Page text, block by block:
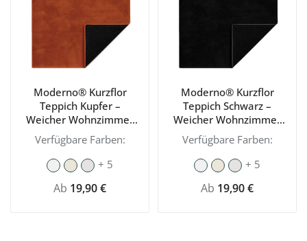
Moderno® Kurzflor
Teppich Kupfer –
Weicher Wohnzimmer
Teppich, modern &
waschbar mit
rutschhemmender
Rückseite
Verfügbare Farben:
+ 5
Regulärer Preis:
Ab 19,90 €
Moderno® Kurzflor
Teppich Schwarz –
Weicher Wohnzimmer
Teppich, modern &
waschbar mit
rutschhemmender
Rückseite
Verfügbare Farben:
+ 5
Regulärer Preis:
Ab 19,90 €